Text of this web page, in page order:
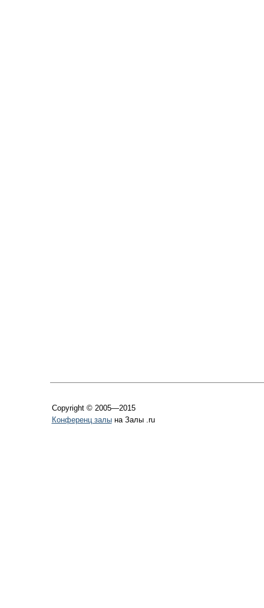
Copyright © 2005—2015
Конференц залына Залы .ru